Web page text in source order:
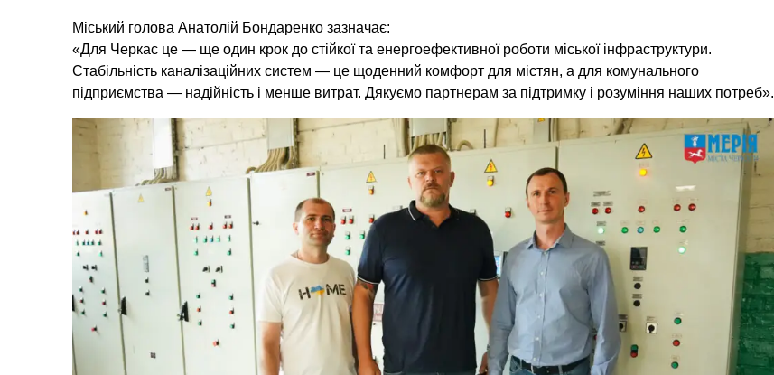
Міський голова Анатолій Бондаренко зазначає:
«Для Черкас це — ще один крок до стійкої та енергоефективної роботи міської інфраструктури.
Стабільність каналізаційних систем — це щоденний комфорт для містян, а для комунального
підприємства — надійність і менше витрат. Дякуємо партнерам за підтримку і розуміння наших потреб».